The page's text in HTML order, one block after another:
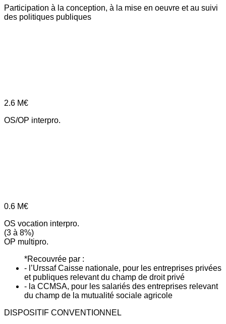
Participation à la conception, à la mise en oeuvre et au suivi
des politiques publiques
2.6 M€
OS/OP interpro.
0.6 M€
OS vocation interpro.
(3 à 8%)
OP multipro.
*Recouvrée par :
- l’Urssaf Caisse nationale, pour les entreprises privées
et publiques relevant du champ de droit privé
- la CCMSA, pour les salariés des entreprises relevant
du champ de la mutualité sociale agricole
DISPOSITIF CONVENTIONNEL